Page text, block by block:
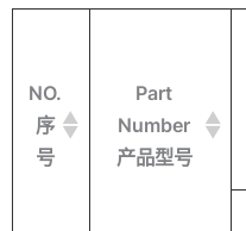
NO.
序
号
Part
Number
产品型号